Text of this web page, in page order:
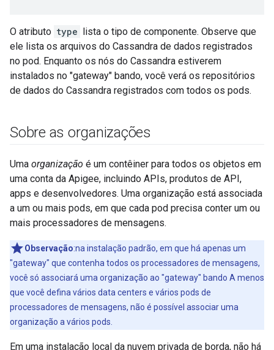
O atributo type lista o tipo de componente. Observe que
ele lista os arquivos do Cassandra de dados registrados
no pod. Enquanto os nós do Cassandra estiverem
instalados no "gateway" bando, você verá os repositórios
de dados do Cassandra registrados com todos os pods.
Sobre as organizações
Uma organização é um contêiner para todos os objetos em
uma conta da Apigee, incluindo APIs, produtos de API,
apps e desenvolvedores. Uma organização está associada
a um ou mais pods, em que cada pod precisa conter um ou
mais processadores de mensagens.
Observação:na instalação padrão, em que há apenas um
"gateway" que contenha todos os processadores de mensagens,
você só associará uma organização ao "gateway" bando A menos
que você defina vários data centers e vários pods de
processadores de mensagens, não é possível associar uma
organização a vários pods.
Em uma instalação local da nuvem privada de borda, não há